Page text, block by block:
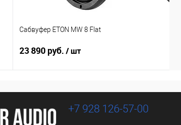
Сабвуфер ETON MW 8 Flat
23 890 руб. / шт
+7 928 126-57-00